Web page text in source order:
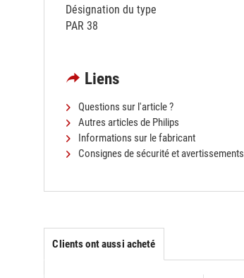
Désignation du type
PAR 38
Liens
Questions sur l'article ?
Autres articles de Philips
Informations sur le fabricant
Consignes de sécurité et avertissements
Clients ont aussi acheté